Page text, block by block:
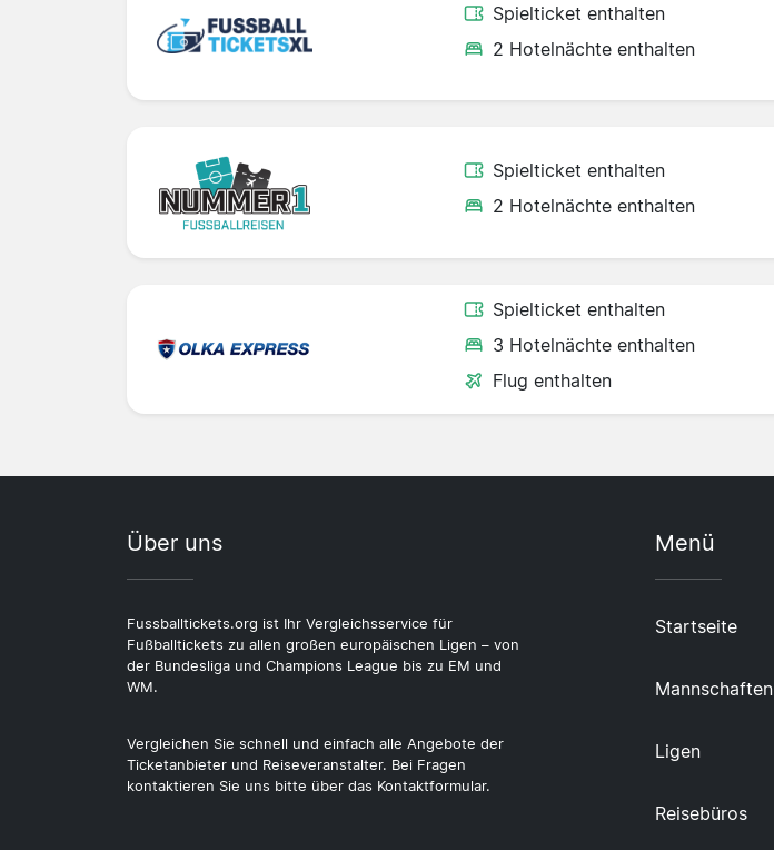
Spielticket enthalten
2 Hotelnächte enthalten
Spielticket enthalten
2 Hotelnächte enthalten
Spielticket enthalten
3 Hotelnächte enthalten
Flug enthalten
Über uns
Fussballtickets.org ist Ihr Vergleichsservice für
Fußballtickets zu allen großen europäischen Ligen – von
der Bundesliga und Champions League bis zu EM und
WM.
Vergleichen Sie schnell und einfach alle Angebote der
Ticketanbieter und Reiseveranstalter. Bei Fragen
kontaktieren Sie uns bitte über das Kontaktformular.
Menü
Startseite
Mannschaften
Ligen
Reisebüros